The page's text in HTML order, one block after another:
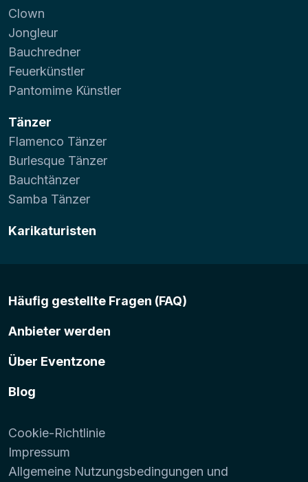
Clown
Jongleur
Bauchredner
Feuerkünstler
Pantomime Künstler
Tänzer
Flamenco Tänzer
Burlesque Tänzer
Bauchtänzer
Samba Tänzer
Karikaturisten
Häufig gestellte Fragen (FAQ)
Anbieter werden
Über Eventzone
Blog
Cookie-Richtlinie
Impressum
Allgemeine Nutzungsbedingungen und